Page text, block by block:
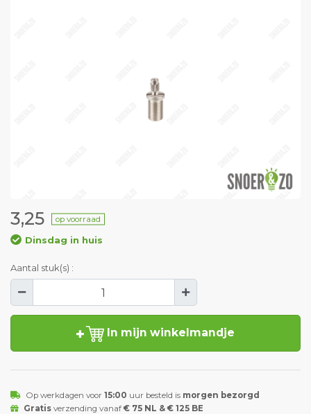
3,25 op voorraad
Dinsdag in huis
Aantal stuk(s) :
In mijn winkelmandje
Op werkdagen voor 15:00 uur besteld is morgen bezorgd
Gratisverzending vanaf € 75 NL & € 125 BE